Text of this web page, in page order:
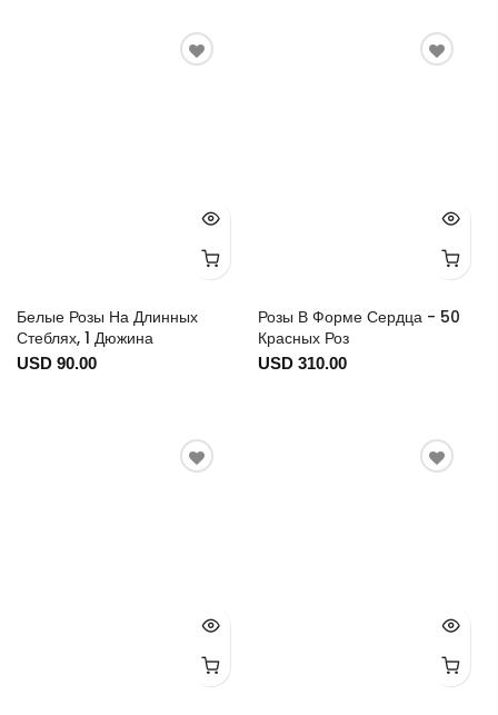
Белые Розы На Длинных
Стеблях, 1 Дюжина
USD 90.00
Розы В Форме Сердца - 50
Красных Роз
USD 310.00